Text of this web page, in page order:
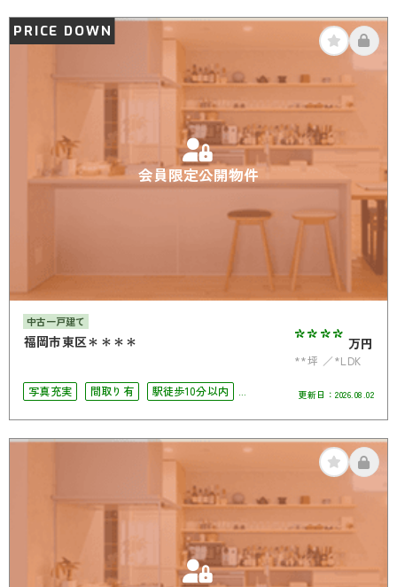
会員限定公開物件
PRICE DOWN
中古一戸建て
福岡市東区＊＊＊＊ **** 万円
**坪
*LDK
写真充実
間取り有
駅徒歩10分以内
更新日： 2026.08.02